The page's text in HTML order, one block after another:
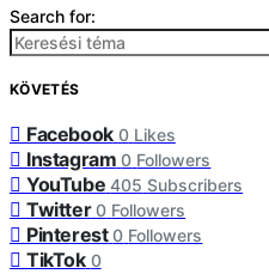
Search for:
KÖVETÉS
Facebook 0 Likes
Instagram 0 Followers
YouTube 405 Subscribers
Twitter 0 Followers
Pinterest 0 Followers
TikTok 0